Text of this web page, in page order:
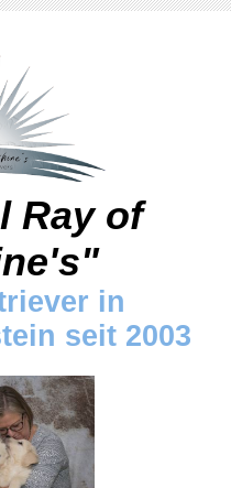
Ray of
in
seit 2003